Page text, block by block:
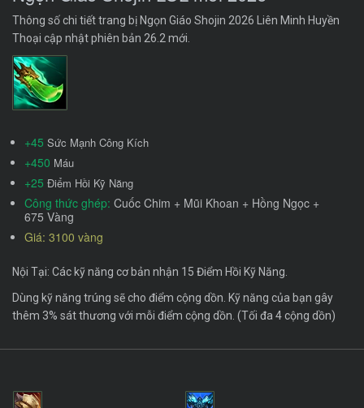
Thông số chi tiết trang bị Ngọn Giáo Shojin 2026 Liên Minh Huyền
Thoại cập nhật phiên bản 26.2 mới.
+45 Sức Mạnh Công Kích
+450 Máu
+25 Điểm Hồi Kỹ Năng
Công thức ghép: Cuốc Chim + Mũi Khoan + Hồng Ngọc +
675 Vàng
Giá: 3100 vàng
Nội Tại: Các kỹ năng cơ bản nhận 15 Điểm Hồi Kỹ Năng.
Dùng kỹ năng trúng sẽ cho điểm cộng dồn. Kỹ năng của bạn gây
thêm 3% sát thương với mỗi điểm cộng dồn. (Tối đa 4 cộng dồn)